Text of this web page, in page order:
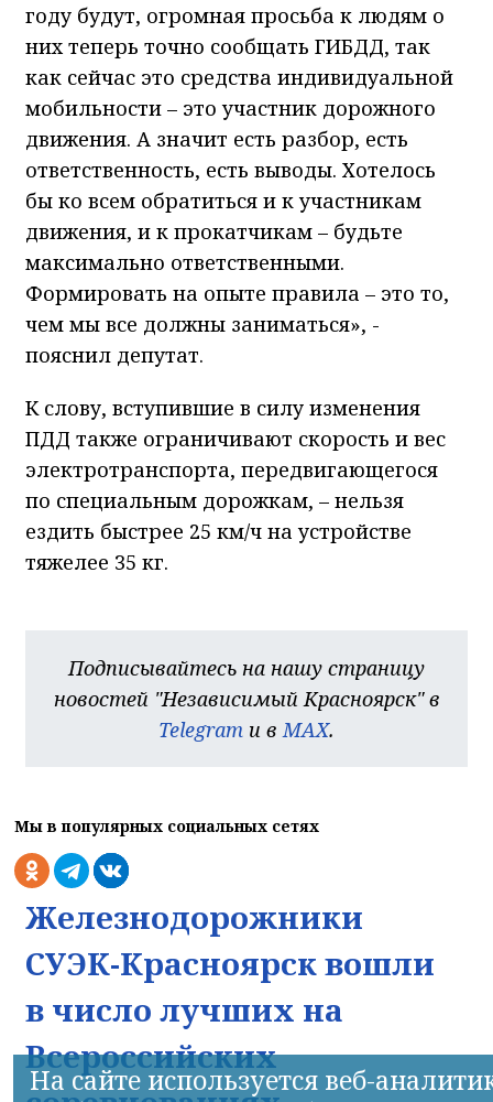
году будут, огромная просьба к людям о
них теперь точно сообщать ГИБДД, так
как сейчас это средства индивидуальной
мобильности – это участник дорожного
движения. А значит есть разбор, есть
ответственность, есть выводы. Хотелось
бы ко всем обратиться и к участникам
движения, и к прокатчикам – будьте
максимально ответственными.
Формировать на опыте правила – это то,
чем мы все должны заниматься», -
пояснил депутат.
К слову, вступившие в силу изменения
ПДД также ограничивают скорость и вес
электротранспорта, передвигающегося
по специальным дорожкам, – нельзя
ездить быстрее 25 км/ч на устройстве
тяжелее 35 кг.
Подписывайтесь на нашу страницу
новостей "Независимый Красноярск" в
Telegram и в MAX.
Мы в популярных социальных сетях
Железнодорожники
СУЭК-Красноярск вошли
в число лучших на
Всероссийских
На сайте используется веб-